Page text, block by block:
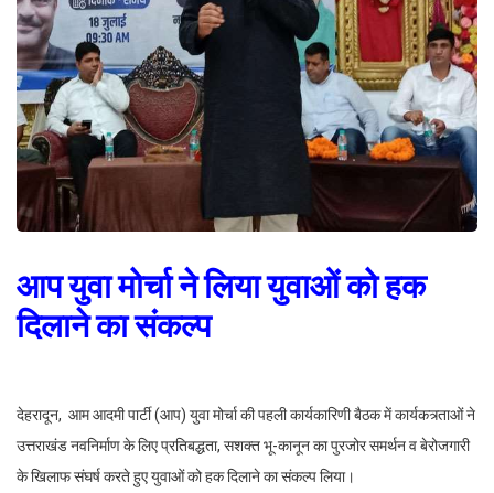
आप युवा मोर्चा ने लिया युवाओं को हक
दिलाने का संकल्प
देहरादून, आम आदमी पार्टी (आप) युवा मोर्चा की पहली कार्यकारिणी बैठक में कार्यकत्र्ताओं ने
उत्तराखंड नवनिर्माण के लिए प्रतिबद्धता, सशक्त भू-कानून का पुरजोर समर्थन व बेरोजगारी
के खिलाफ संघर्ष करते हुए युवाओं को हक दिलाने का संकल्प लिया।